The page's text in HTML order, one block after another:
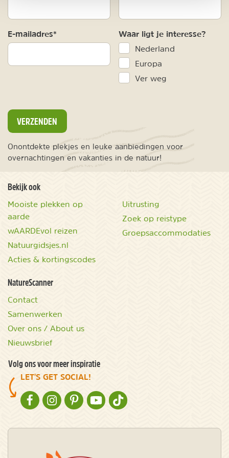
E-mailadres* Waar ligt je interesse?
Nederland
Europa
Ver weg
VERZENDEN
Onontdekte plekjes en leuke aanbiedingen voor
overnachtingen en vakanties in de natuur!
Bekijk ook
Mooiste plekken op
aarde
wAARDEvol reizen
Natuurgidsjes.nl
Acties & kortingscodes
Uitrusting
Zoek op reistype
Groepsaccommodaties
NatureScanner
Contact
Samenwerken
Over ons / About us
Nieuwsbrief
Volg ons voor meer inspiratie
LET'S GET SOCIAL!
NATURESCANNER OP FACEBOOK
NATURESCANNER OP INSTAGRAM
NATURESCANNER OP PINTEREST
NATURESCANNER OP YOUTUBE
NATURESCANNER OP TIKTOK